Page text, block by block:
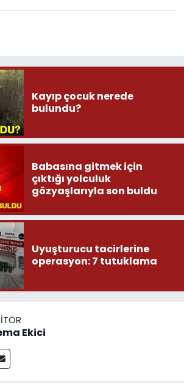
Kayıp çocuk nerede
bulundu?
Babasına gitmek için
çıktığı yolculuk
gözyaşlarıyla son buldu
Uyuşturucu tacirlerine
operasyon: 7 tutuklama
Ekici